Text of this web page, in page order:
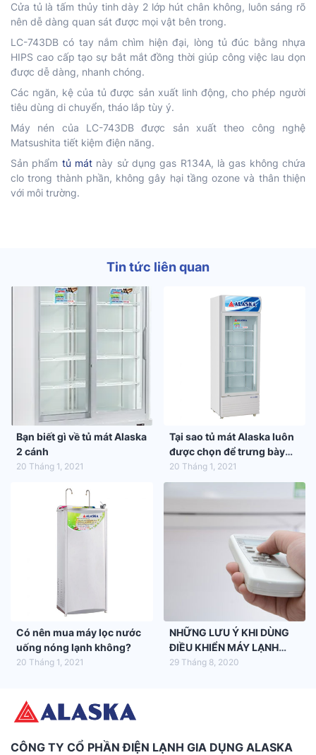
Cửa tủ là tấm thủy tinh dày 2 lớp hút chân không, luôn sáng rõ
nên dễ dàng quan sát được mọi vật bên trong.
LC-743DB có tay nắm chìm hiện đại, lòng tủ đúc bằng nhựa
HIPS cao cấp tạo sự bắt mắt đồng thời giúp công việc lau dọn
được dễ dàng, nhanh chóng.
Các ngăn, kệ của tủ được sản xuất linh động, cho phép người
tiêu dùng di chuyển, tháo lắp tùy ý.
Máy nén của LC-743DB được sản xuất theo công nghệ
Matsushita tiết kiệm điện năng.
Sản phẩm tủ mát này sử dụng gas R134A, là gas không chứa
clo trong thành phần, không gây hại tầng ozone và thân thiện
với môi trường.
Tin tức liên quan
Bạn biết gì về tủ mát Alaska
2 cánh
20 Tháng 1, 2021
Tại sao tủ mát Alaska luôn
được chọn để trưng bày
hàng hóa trong siêu thị
20 Tháng 1, 2021
Có nên mua máy lọc nước
uống nóng lạnh không?
20 Tháng 1, 2021
NHỮNG LƯU Ý KHI DÙNG
ĐIỀU KHIỂN MÁY LẠNH
ALASKA
29 Tháng 8, 2020
CÔNG TY CỔ PHẦN ĐIỆN LẠNH GIA DỤNG ALASKA